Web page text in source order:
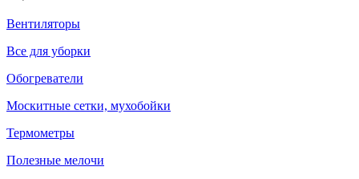
Вентиляторы
Все для уборки
Обогреватели
Москитные сетки, мухобойки
Термометры
Полезные мелочи